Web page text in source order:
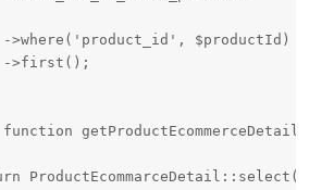
>where('product_id', $productId)
>first();
ProductEcommarceDetail::select(